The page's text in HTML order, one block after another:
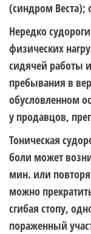
(синдром Веста);
Нередко
физических
сидячей работы
пребывания в
обусловленном
у продавцов,
Тоническая
боли может
мин. или
можно
сгибая стопу,
пораженный